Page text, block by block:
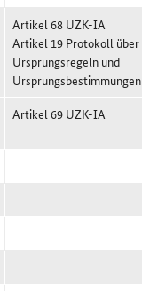
Artikel 68 UZK-IA
Artikel 19 Protokoll über
Ursprungsregeln und
Ursprungsbestimmungen
Artikel 69 UZK-IA